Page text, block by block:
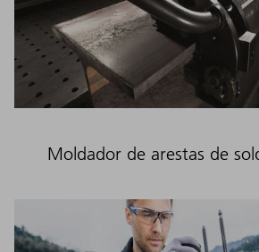
Moldador de arestas de